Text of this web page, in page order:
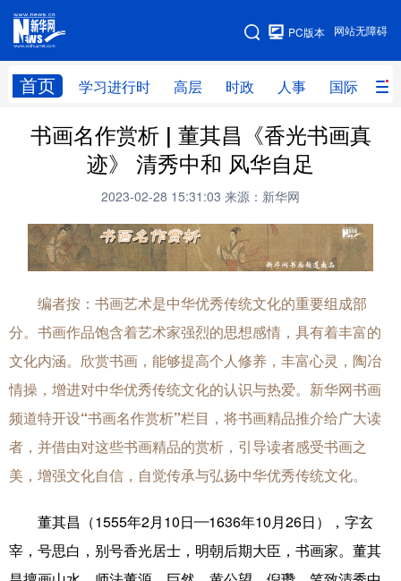
网站无障碍
PC版本
首页 学习进行时 高层 时政 人事 国际 财
网站地图
学习进行时 高层 时政 人事
财经 网评
科技 科创 量子 体育
图片 政务
法律 中央文件 金融 汽车
食品 人居 信息化 数字经济
城市 旅游 能源 会展
公益 一带一路 亚太网 上市公司
书画名作赏析 | 董其昌《香光书画真
迹》 清秀中和 风华自足
2023-02-28 15:31:03 来源：新华网
编者按：书画艺术是中华优秀传统文化的重要组成部
分。书画作品饱含着艺术家强烈的思想感情，具有着丰富的
文化内涵。欣赏书画，能够提高个人修养，丰富心灵，陶冶
情操，增进对中华优秀传统文化的认识与热爱。新华网书画
频道特开设“书画名作赏析”栏目，将书画精品推介给广大读
者，并借由对这些书画精品的赏析，引导读者感受书画之
美，增强文化自信，自觉传承与弘扬中华优秀传统文化。
董其昌（1555年2月10日—1636年10月26日），字玄
宰，号思白，别号香光居士，明朝后期大臣，书画家。董其